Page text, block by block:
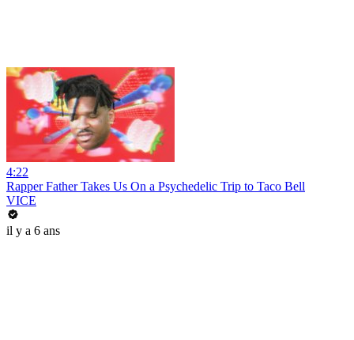
4:22
Rapper Father Takes Us On a Psychedelic Trip to Taco Bell
VICE
il y a 6 ans